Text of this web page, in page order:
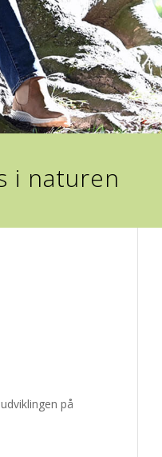
i naturen
på